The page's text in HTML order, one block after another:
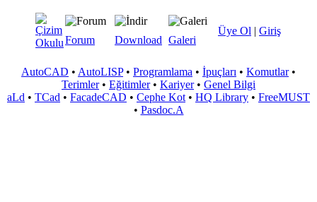
Üye Ol | Giriş
Forum Download Galeri
AutoCAD • AutoLISP• Programlama • İpuçları • Komutlar•
Terimler• Eğitimler• Kariyer• Genel Bilgi
aLd • TCad • FacadeCAD • Cephe Kot • HQ Library • FreeMUST
• Pasdoc.A